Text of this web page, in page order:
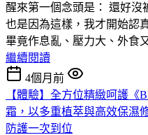
醒來第一個念頭是： 還好沒
也是因為這樣，我才開始認
畢竟作息亂、壓力大、外食
繼續閱讀
4個月前
【體驗】全方位精緻呵護《
霜，以多重植萃與高效保濕
防護一次到位